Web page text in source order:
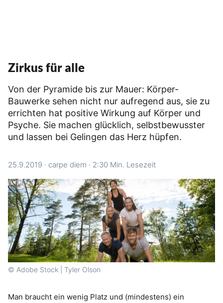
Zirkus für alle
Von der Pyramide bis zur Mauer: Körper-
Bauwerke sehen nicht nur aufregend aus, sie zu
errichten hat positive Wirkung auf Körper und
Psyche. Sie machen glücklich, selbstbewusster
und lassen bei Gelingen das Herz hüpfen.
25.9.2019 · carpe diem · 2:30 Min. Lesezeit
© Adobe Stock | Tyler Olson
Man braucht ein wenig Platz und (mindestens) ein